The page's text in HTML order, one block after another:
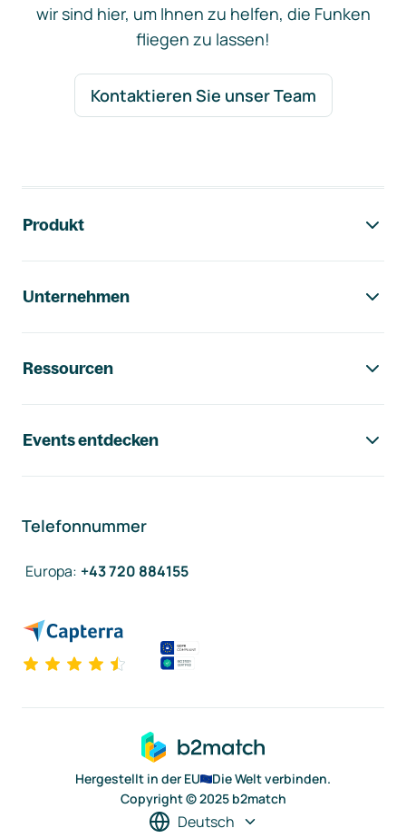
wir sind hier, um Ihnen zu helfen, die Funken
fliegen zu lassen!
Kontaktieren Sie unser Team
Produkt
Unternehmen
Ressourcen
Events entdecken
Telefonnummer
Europa: +43 720 884155
Hergestellt in der EU
Die Welt verbinden.
Copyright © 2025 b2match
Deutsch